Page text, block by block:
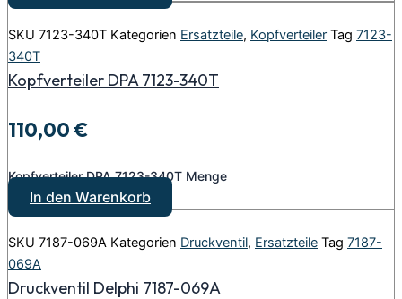
SKU 7123-340T Kategorien Ersatzteile, Kopfverteiler Tag 7123-
340T
Kopfverteiler DPA 7123-340T
110,00€
Kopfverteiler DPA 7123-340T Menge
In den Warenkorb
SKU 7187-069A Kategorien Druckventil, Ersatzteile Tag 7187-
069A
Druckventil Delphi 7187-069A